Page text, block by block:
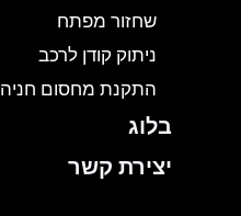
שחזור מפתח
ניתוק קודן לרכב
התקנת מחסום חניה
בלוג
יצירת קשר